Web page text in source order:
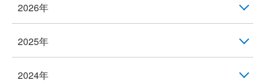
2026年
2025年
2024年